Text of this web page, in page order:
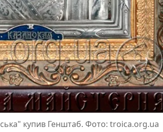
купив Генштаб. Фото: troica.org.ua